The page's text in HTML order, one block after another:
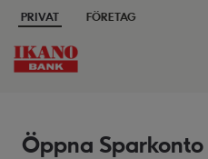
PRIVAT FÖRETAG
Öppna Sparkonto